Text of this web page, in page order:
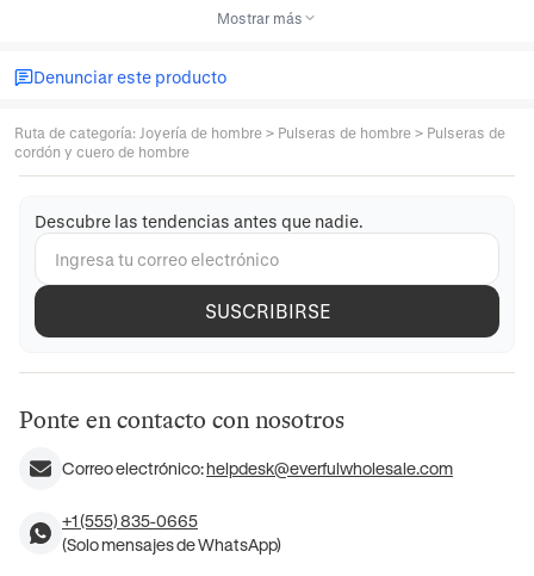
Mostrar más
Denunciar este producto
Ruta de categoría: Joyería de hombre > Pulseras de hombre > Pulseras de
cordón y cuero de hombre
Descubre las tendencias antes que nadie.
SUSCRIBIRSE
Ponte en contacto con nosotros
Correo electrónico:helpdesk@everfulwholesale.com
+1 (555) 835-0665
(Solo mensajes de WhatsApp)